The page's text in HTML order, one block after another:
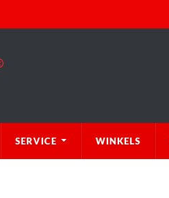
SERVICE WINKELS